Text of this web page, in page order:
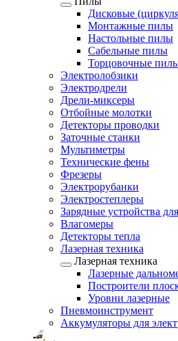
Дисковые
Монтажные пилы
Настольные пилы
Сабельные пилы
Торцовочные
Электролобзики
Электродрели
Дрели-миксеры
Отбойные молотки
Детекторы проводки
Заточные станки
Мультиметры
Технические фены
Фрезеры
Электрорубанки
Электростеплеры
Зарядные устройства
Влагомеры
Детекторы тепла
Лазерная техника
Лазерная техника
Лазерные
Построители
Уровни лазерные
Пневмоинструмент
Аккумуляторы для